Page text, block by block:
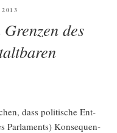
des
dass poli­ti­sche Ent­
Par­la­ments) Kon­se­quen­